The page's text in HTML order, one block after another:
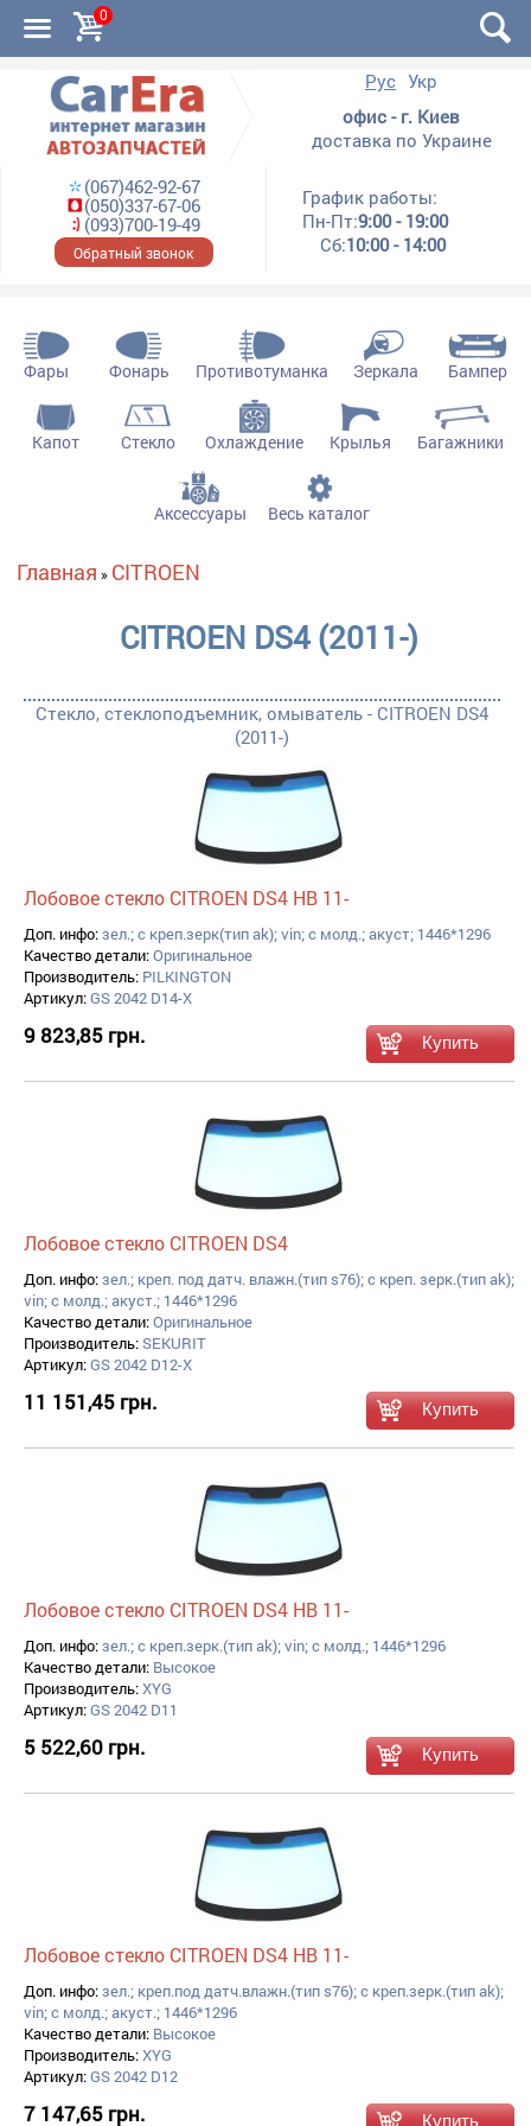
0
Рус Укр
офис - г. Киев
доставка по Украине
(067)462-92-67
(050)337-67-06
(093)700-19-49
Обратный звонок
График работы:
Пн-Пт:9:00 - 19:00
Сб:10:00 - 14:00
Фары Фонарь Противотуманка Зеркала Бампер
Капот Стекло Охлаждение Крылья Багажники
Аксессуары Весь каталог
Вы здесь
Главная » CITROEN
CITROEN DS4 (2011-)
Стекло, стеклоподъемник, омыватель - CITROEN DS4
(2011-)
Лобовое стекло CITROEN DS4 HB 11-
Доп. инфо:зел.; с креп.зерк(тип ak); vin; с молд.; акуст; 1446*1296
Качество детали:Оригинальное
Производитель: PILKINGTON
Артикул:GS 2042 D14-X
9 823,85 грн.
Лобовое стекло CITROEN DS4
Доп. инфо:зел.; креп. под датч. влажн.(тип s76); с креп. зерк.(тип ak);
vin; с молд.; акуст.; 1446*1296
Качество детали:Оригинальное
Производитель:SEKURIT
Артикул:GS 2042 D12-X
11 151,45 грн.
Лобовое стекло CITROEN DS4 HB 11-
Доп. инфо:зел.; с креп.зерк.(тип ak); vin; с молд.; 1446*1296
Качество детали: Высокое
Производитель:XYG
Артикул:GS 2042 D11
5 522,60 грн.
Лобовое стекло CITROEN DS4 HB 11-
Доп. инфо:зел.; креп.под датч.влажн.(тип s76); с креп.зерк.(тип ak);
vin; с молд.; акуст.; 1446*1296
Качество детали: Высокое
Производитель:XYG
Артикул:GS 2042 D12
7 147,65 грн.